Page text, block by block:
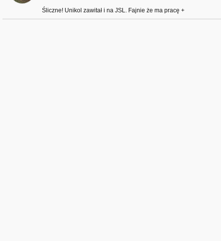
Śliczne! Unikol zawitał i na JSL. Fajnie że ma pracę +